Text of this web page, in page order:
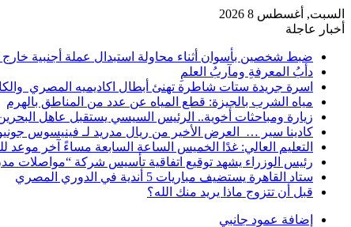
السبت, أغسطس 8 2026
أخبار عاجلة
ضبط شخصين بأسوان أثناء محاولة استبدال عملة أجنبية خارج
دأبُ المعرفةِ ومآربُ العلمِ
اسرة جريدة ستات شاطرة تهنئ أبطال اكاديميه المصري
مياه الشرب بالجيزة: قطع المياه عن عدد من المناطق بالهرم
زيارة ومباحثات أخوية.. الرئيس السيسي يستقبل عاهل
كادينا سير … العرض الأخير من ريال مدريد لـ فينيسوس
التعليم العالي: غدًا الخميس الساعة السابعة مساءً آخر موعد
رئيس الوزراء يشهد توقيع اتفاقية تأسيس شركة “مواصلات
ستاد القاهرة يستضيف مباريات 5 أندية في الدوري المصري
قبل أن تتزوج ماذا يريد منك الله؟
إضافة عمود جانبي